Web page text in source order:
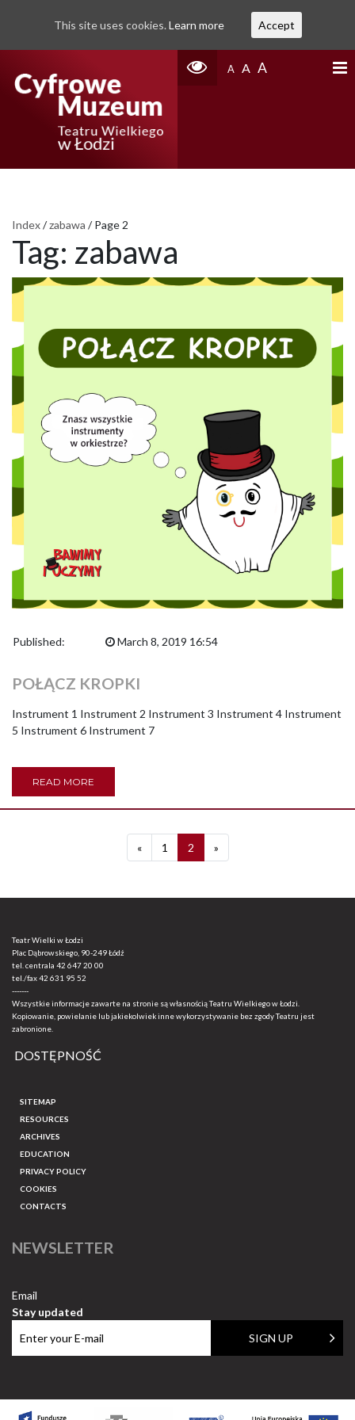
A A A
Index/zabawa / Page 2
Tag: zabawa
Published: March 8, 2019 16:54
POŁĄCZ KROPKI
Instrument 1 Instrument 2 Instrument 3 Instrument 4 Instrument
5 Instrument 6 Instrument 7
READ MORE
«Previous
1 2 »Next
Teatr Wielki w Łodzi
Plac Dąbrowskiego, 90-249 Łódź
tel. centrala 42 647 20 00
tel./fax42 631 95 52
-------
Wszystkie informacje zawarte na stronie są własnością Teatru Wielkiego w Łodzi.
Kopiowanie, powielanie lub jakiekolwiek inne wykorzystywanie bez zgody Teatru jest
zabronione.
DOSTĘPNOŚĆ
SITEMAP
RESOURCES
ARCHIVES
EDUCATION
PRIVACY POLICY
COOKIES
CONTACTS
NEWSLETTER
Email
Stay updated
This site uses cookies. Learn more Accept